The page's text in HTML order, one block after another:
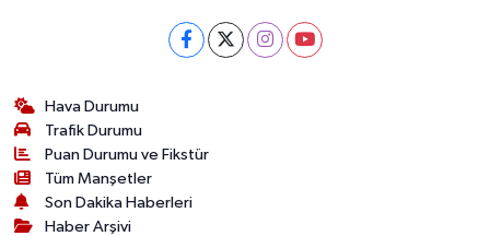
Hava Durumu
Trafik Durumu
Puan Durumu ve Fikstür
Tüm Manşetler
Son Dakika Haberleri
Haber Arşivi